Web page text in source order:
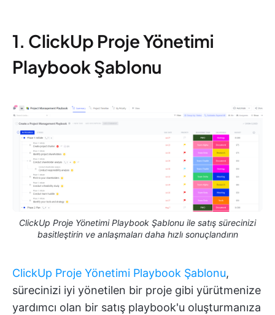
1. ClickUp Proje Yönetimi
Playbook Şablonu
ClickUp Proje Yönetimi Playbook Şablonu ile satış sürecinizi
basitleştirin ve anlaşmaları daha hızlı sonuçlandırın
ClickUp Proje Yönetimi Playbook Şablonu,
sürecinizi iyi yönetilen bir proje gibi yürütmenize
yardımcı olan bir satış playbook'u oluşturmanıza